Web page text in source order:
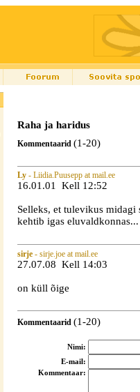
Raha ja haridus
Kommentaarid (1-20)
Ly - Liidia.Puusepp at mail.ee
16.01.01 Kell 12:52
Selleks, et tulevikus midagi
kehtib igas eluvaldkonnas...
sirje - sirje.joe at mail.ee
27.07.08 Kell 14:03
on küll õige
Kommentaarid (1-20)
Nimi:
E-mail:
Kommentaar: